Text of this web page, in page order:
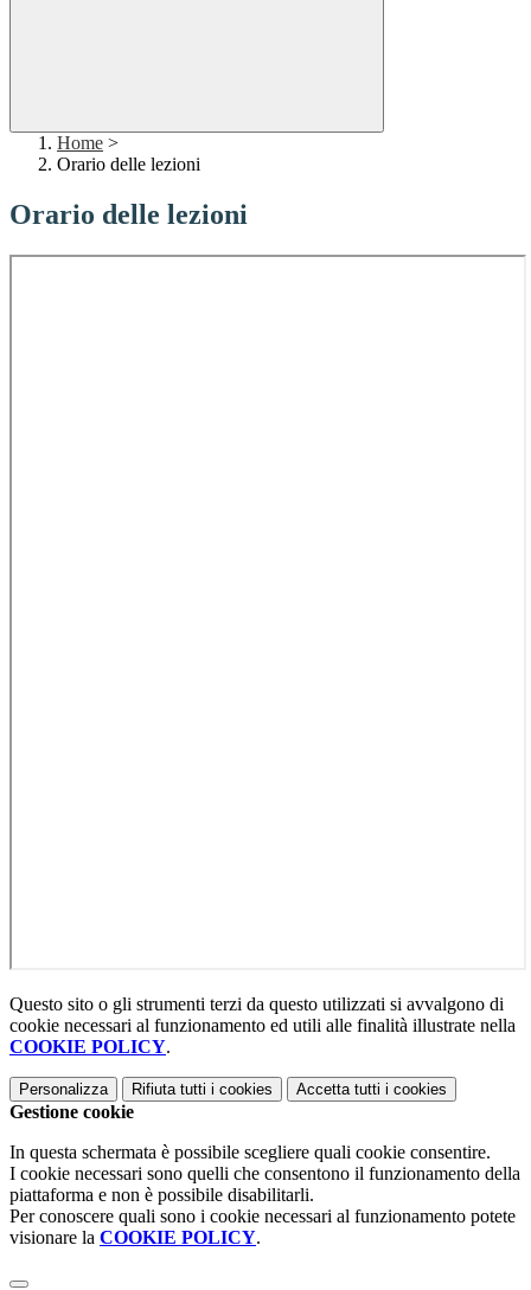
Home >
Orario delle lezioni
Orario delle lezioni
Questo sito o gli strumenti terzi da questo utilizzati si avvalgono di
cookie necessari al funzionamento ed utili alle finalità illustrate nella
COOKIE POLICY.
Personalizza Rifiuta tutti i cookies Accetta tutti i cookies
Gestione cookie
In questa schermata è possibile scegliere quali cookie consentire.
I cookie necessari sono quelli che consentono il funzionamento della
piattaforma e non è possibile disabilitarli.
Per conoscere quali sono i cookie necessari al funzionamento potete
visionare la COOKIE POLICY.